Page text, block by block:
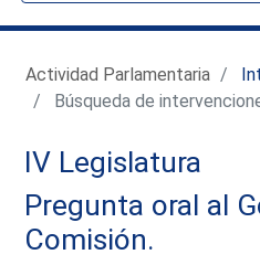
Actividad Parlamentaria
Búsqueda de
IV Legislatura
Pregunta oral al
Comisión.